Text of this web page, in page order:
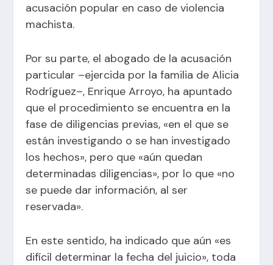
acusación popular en caso de violencia
machista.
Por su parte, el abogado de la acusación
particular –ejercida por la familia de Alicia
Rodríguez–, Enrique Arroyo, ha apuntado
que el procedimiento se encuentra en la
fase de diligencias previas, «en el que se
están investigando o se han investigado
los hechos», pero que «aún quedan
determinadas diligencias», por lo que «no
se puede dar información, al ser
reservada».
En este sentido, ha indicado que aún «es
difícil determinar la fecha del juicio», toda